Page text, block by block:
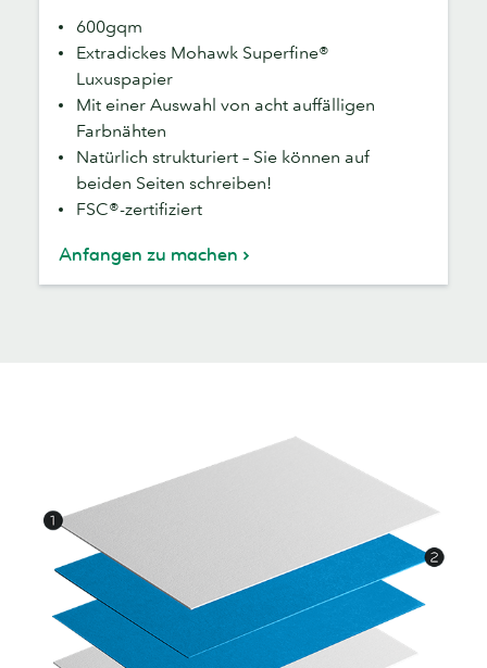
600gqm
Extradickes Mohawk Superfine®
Luxuspapier
Mit einer Auswahl von acht auffälligen
Farbnähten
Natürlich strukturiert – Sie können auf
beiden Seiten schreiben!
FSC®-zertifiziert
Anfangen zu machen